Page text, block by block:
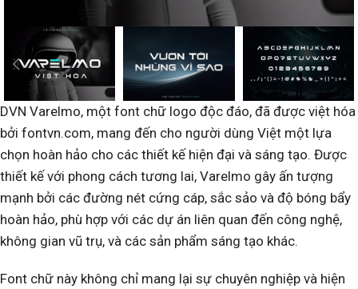
DVN Varelmo, một font chữ logo độc đáo, đã được việt hóa
bởi fontvn.com, mang đến cho người dùng Việt một lựa
chọn hoàn hảo cho các thiết kế hiện đại và sáng tạo. Được
thiết kế với phong cách tương lai, Varelmo gây ấn tượng
mạnh bởi các đường nét cứng cáp, sắc sảo và độ bóng bẩy
hoàn hảo, phù hợp với các dự án liên quan đến công nghệ,
không gian vũ trụ, và các sản phẩm sáng tạo khác.
Font chữ này không chỉ mang lại sự chuyên nghiệp và hiện